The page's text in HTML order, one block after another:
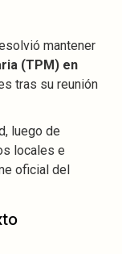
mantener
(TPM) en
tras su reunión
luego de
locales e
oficial del